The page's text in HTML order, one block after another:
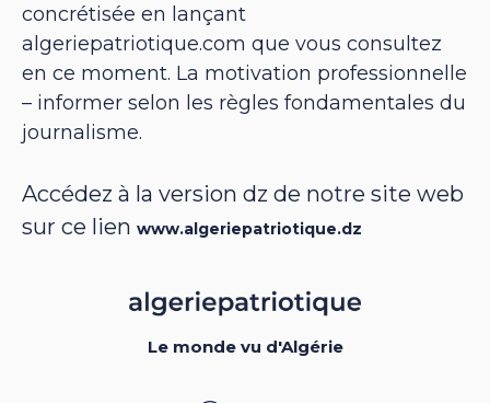
concrétisée en lançant
algeriepatriotique.com que vous consultez
en ce moment. La motivation professionnelle
– informer selon les règles fondamentales du
journalisme.
Accédez à la version dz de notre site web
sur ce lien www.algeriepatriotique.dz
Le monde vu d'Algérie